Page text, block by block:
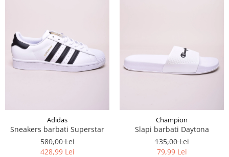
Adidas
Sneakers barbati Superstar
580,00 Lei
428,99 Lei
Champion
Slapi barbati Daytona
135,00 Lei
79,99 Lei